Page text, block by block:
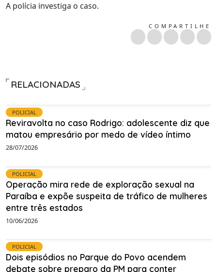
A polícia investiga o caso.
COMPARTILHE
RELACIONADAS
POLICIAL
Reviravolta no caso Rodrigo: adolescente diz que
matou empresário por medo de vídeo íntimo
28/07/2026
POLICIAL
Operação mira rede de exploração sexual na
Paraíba e expõe suspeita de tráfico de mulheres
entre três estados
10/06/2026
POLICIAL
Dois episódios no Parque do Povo acendem
debate sobre preparo da PM para conter